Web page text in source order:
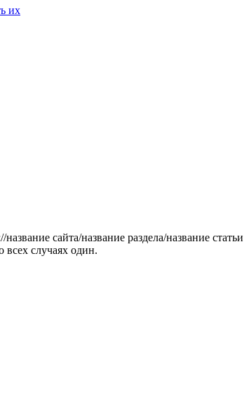
их
сайта/название раздела/название статьи
всех случаях один.